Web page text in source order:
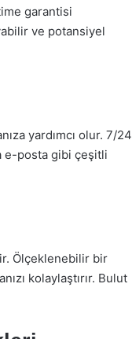
garantisi
ve potansiyel
yardımcı olur. 7/24
e-posta gibi çeşitli
Ölçeklenebilir bir
kolaylaştırır. Bulut